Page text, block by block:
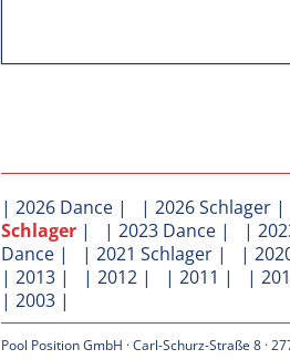
| 2026 Dance | | 2026 Schlager
Schlager | | 2023 Dance | |
Dance | | 2021 Schlager | |
| 2013 | | 2012 | | 2011 | |
| 2003 |
Pool Position GmbH · Carl-Schurz-Straße 8 ·